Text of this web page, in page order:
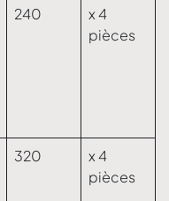
240
x 4
pièces
320
x 4
pièces